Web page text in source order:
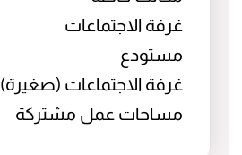
غرفة الاجتماعات
مستودع
غرفة الاجتماعات (صغيرة)
مساحات عمل مشتركة